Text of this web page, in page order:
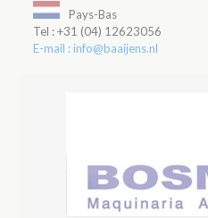
Pays-Bas
Tel : +31 (04) 12623056
E-mail : info@baaijens.nl